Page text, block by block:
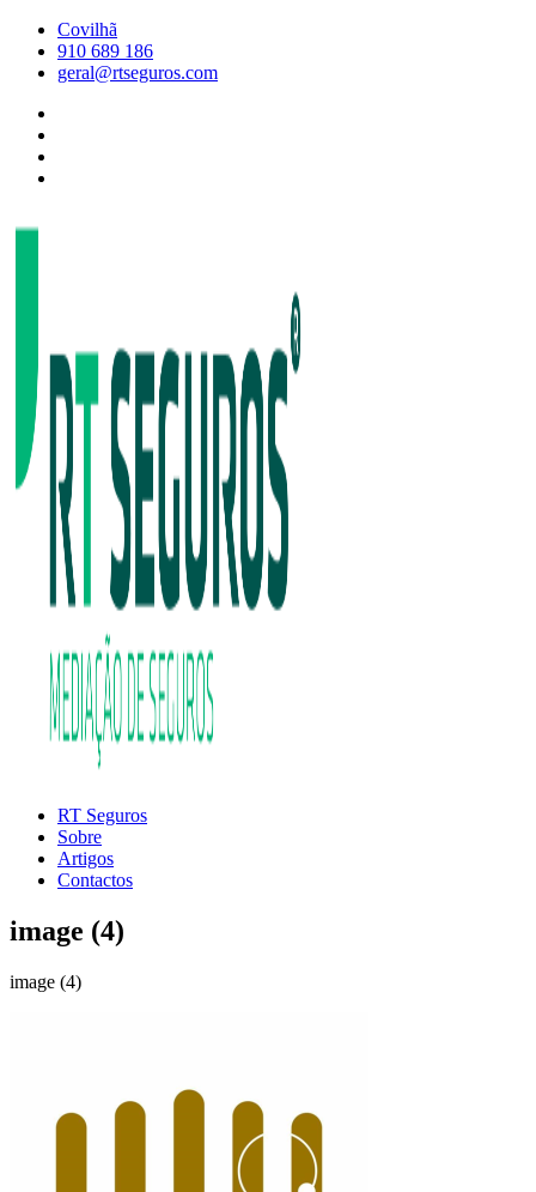
Skip
content
Covilhã
910 689 186
geral@rtseguros.com
Seguros
MEDIAÇÃO
SEGUROS
RT Seguros
Sobre
Artigos
Contactos
image (4)
image (4)